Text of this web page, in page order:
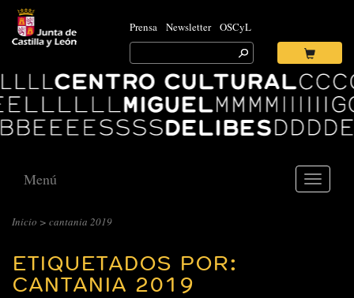
Prensa Newsletter OSCyL
Search
for:
Ok
Centro
Cultural
Miguel
Delibes
Toggle
Menú
Inicio > cantania 2019
ETIQUETADOS POR:
CANTANIA 2019